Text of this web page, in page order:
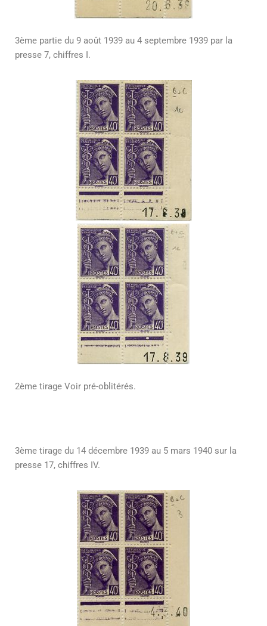
3ème partie du 9 août 1939 au 4 septembre 1939 par la
presse 7, chiffres I.
2ème tirage Voir pré-oblitérés.
3ème tirage du 14 décembre 1939 au 5 mars 1940 sur la
presse 17, chiffres IV.